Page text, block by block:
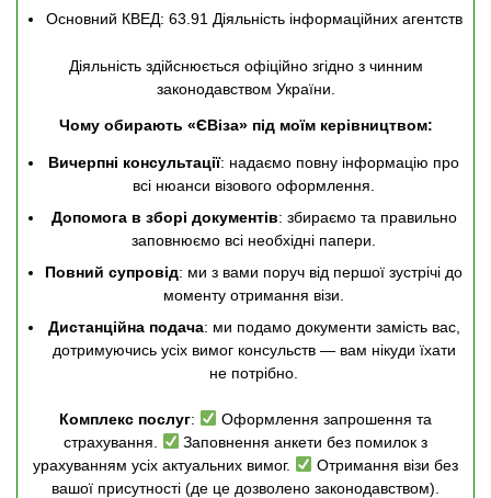
Основний КВЕД: 63.91 Діяльність інформаційних агентств
Діяльність здійснюється офіційно згідно з чинним
законодавством України.
Чому обирають «ЄВіза» під моїм керівництвом:
Вичерпні консультації: надаємо повну інформацію про
всі нюанси візового оформлення.
Допомога в зборі документів: збираємо та правильно
заповнюємо всі необхідні папери.
Повний супровід: ми з вами поруч від першої зустрічі до
моменту отримання візи.
Дистанційна подача: ми подамо документи замість вас,
дотримуючись усіх вимог консульств — вам нікуди їхати
не потрібно.
Комплекс послуг:
Оформлення запрошення та
страхування.
Заповнення анкети без помилок з
урахуванням усіх актуальних вимог.
Отримання візи без
вашої присутності (де це дозволено законодавством).